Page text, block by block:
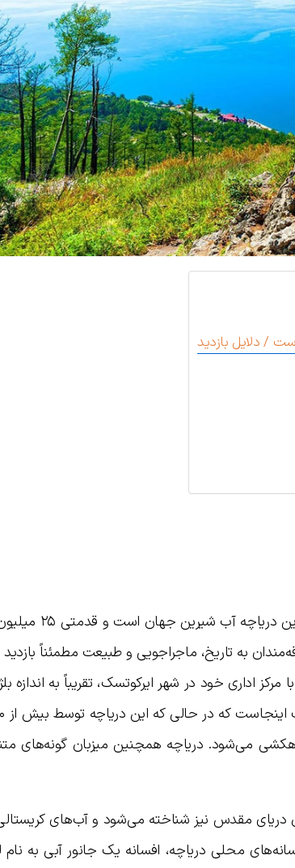
/ دلایل بازدید
دریاچه بایکال در جنوب سیبری،
به تاریخ، ماجراجویی و طبیعت مطمئناً بازدید
مرکز اداری خود در شهر ایرکوتسک، تقریباً به
می‌شود. دریاچه همچنین میزبان گونه‌های
دریای مقدس نیز شناخته می‌شود و آب‌های
محلی دریاچه، افسانه یک جانور آبی به